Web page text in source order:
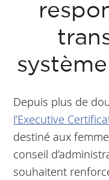
Depuis plus de
l’Executive
destiné aux
conseil
souhaitent